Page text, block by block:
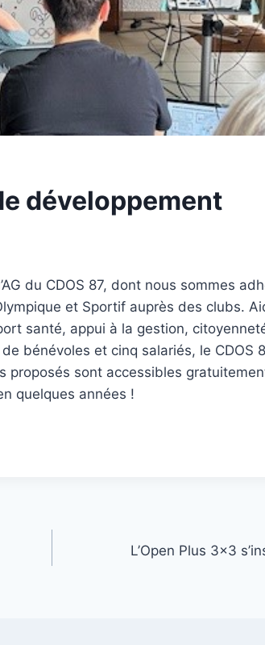
développement
du CDOS 87, dont nous sommes
et Sportif auprès des clubs.
santé, appui à la gestion,
bénévoles et cinq salariés, le CDOS
proposés sont accessibles
quelques années !
L’Open Plus 3×3